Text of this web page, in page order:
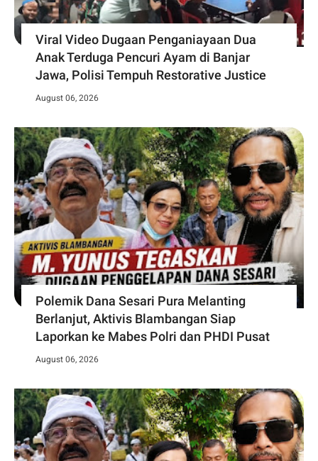
Viral Video Dugaan Penganiayaan Dua
Anak Terduga Pencuri Ayam di Banjar
Jawa, Polisi Tempuh Restorative Justice
August 06, 2026
Polemik Dana Sesari Pura Melanting
Berlanjut, Aktivis Blambangan Siap
Laporkan ke Mabes Polri dan PHDI Pusat
August 06, 2026